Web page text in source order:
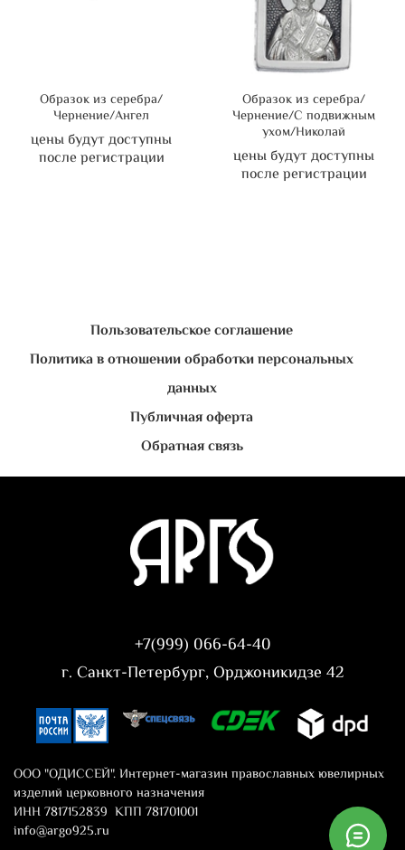
Образок из серебра/
Чернение/Ангел
цены будут доступны
после регистрации
Образок из серебра/
Чернение/С подвижным
ухом/Николай
цены будут доступны
после регистрации
Пользовательское соглашение
Политика в отношении обработки персональных
данных
Публичная оферта
Обратная связь
+7(999) 066-64-40
г. Санкт-Петербург, Орджоникидзе 42
ООО "ОДИССЕЙ". Интернет-магазин православных ювелирных
изделий церковного назначения
ИНН 7817152839 КПП 781701001
info@argo925.ru